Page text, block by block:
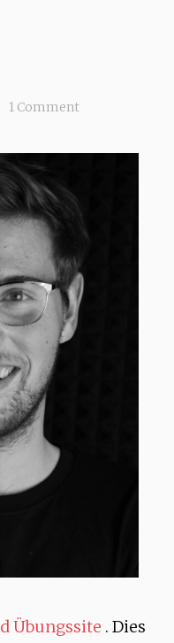
1 Comment
Übungssite . Dies